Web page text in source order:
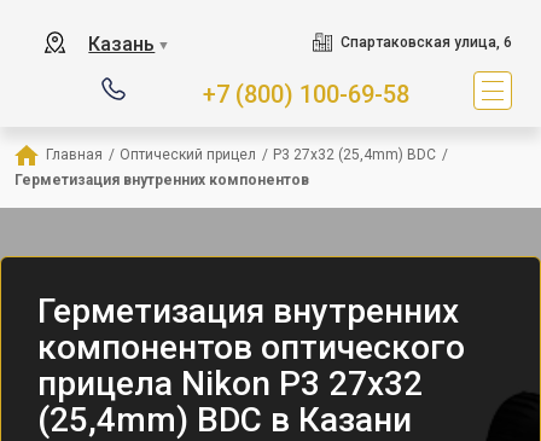
Казань ▼ Спартаковская улица, 6
+7 (800) 100-69-58
Главная / Оптический прицел / P3 27x32 (25,4mm) BDC /
Герметизация внутренних компонентов
Герметизация внутренних
компонентов оптического
прицела Nikon P3 27x32
(25,4mm) BDC в Казани